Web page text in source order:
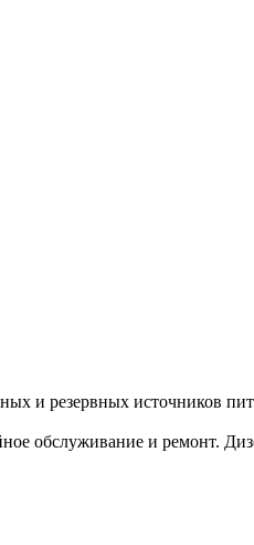
и резервных источников
обслуживание и ремонт.